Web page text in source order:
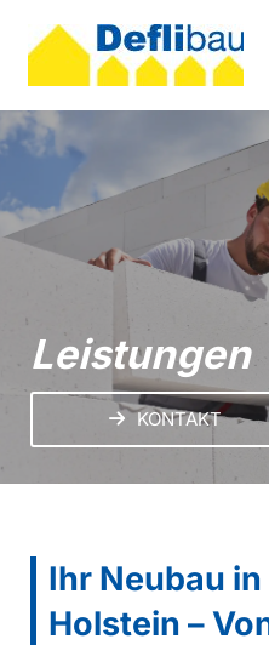
Leistungen
KONTAKT
Ihr Neubau
Holstein –